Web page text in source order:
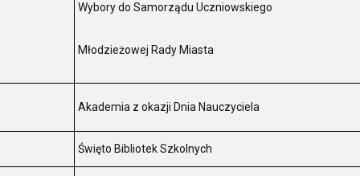
Wybory do Samorządu Uczniowskiego
Młodzieżowej Rady Miasta
Akademia z okazji Dnia Nauczyciela
Święto Bibliotek Szkolnych